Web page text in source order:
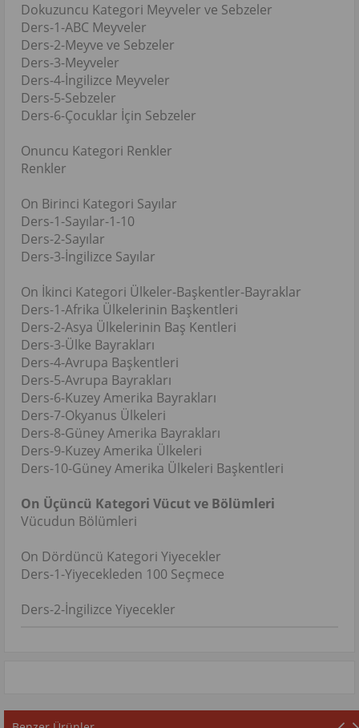
Dokuzuncu Kategori Meyveler ve Sebzeler
Ders-1-ABC Meyveler
Ders-2-Meyve ve Sebzeler
Ders-3-Meyveler
Ders-4-İngilizce Meyveler
Ders-5-Sebzeler
Ders-6-Çocuklar İçin Sebzeler
Onuncu Kategori Renkler
Renkler
On Birinci Kategori Sayılar
Ders-1-Sayılar-1-10
Ders-2-Sayılar
Ders-3-İngilizce Sayılar
On İkinci Kategori Ülkeler-Başkentler-Bayraklar
Ders-1-Afrika Ülkelerinin Başkentleri
Ders-2-Asya Ülkelerinin Baş Kentleri
Ders-3-Ülke Bayrakları
Ders-4-Avrupa Başkentleri
Ders-5-Avrupa Bayrakları
Ders-6-Kuzey Amerika Bayrakları
Ders-7-Okyanus Ülkeleri
Ders-8-Güney Amerika Bayrakları
Ders-9-Kuzey Amerika Ülkeleri
Ders-10-Güney Amerika Ülkeleri Başkentleri
On Üçüncü Kategori Vücut ve Bölümleri
Vücudun Bölümleri
On Dördüncü Kategori Yiyecekler
Ders-1-Yiyecekleden 100 Seçmece
Ders-2-İngilizce Yiyecekler